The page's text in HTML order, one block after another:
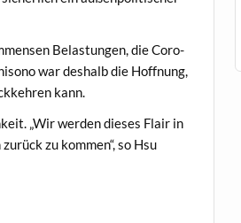
Belas­tun­gen, die Coro­
war deshalb die Hoff­nung,
kann.
„Wir wer­den dieses Flair in
zu kom­men“, so Hsu